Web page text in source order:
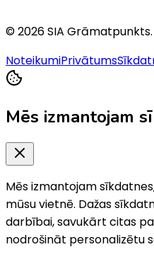
©2026SIA Grāmatpunkts
NoteikumiPrivātums
Mēs izmantojam
Mēs izmantojam
mūsu vietnē. Dažas
darbībai, savukārt citas
nodrošināt personalizētu